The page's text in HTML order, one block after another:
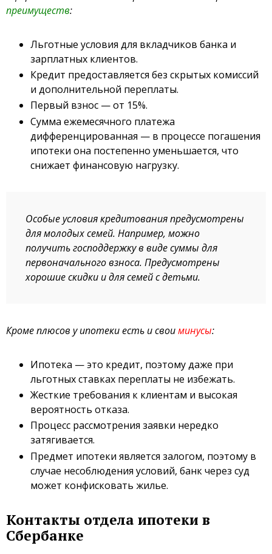
преимуществ:
Льготные условия для вкладчиков банка и
зарплатных клиентов.
Кредит предоставляется без скрытых комиссий
и дополнительной переплаты.
Первый взнос — от 15%.
Сумма ежемесячного платежа
дифференцированная — в процессе погашения
ипотеки она постепенно уменьшается, что
снижает финансовую нагрузку.
Особые условия кредитования предусмотрены
для молодых семей. Например, можно
получить господдержку в виде суммы для
первоначального взноса. Предусмотрены
хорошие скидки и для семей с детьми.
Кроме плюсов у ипотеки есть и своиминусы:
Ипотека — это кредит, поэтому даже при
льготных ставках переплаты не избежать.
Жесткие требования к клиентам и высокая
вероятность отказа.
Процесс рассмотрения заявки нередко
затягивается.
Предмет ипотеки является залогом, поэтому в
случае несоблюдения условий, банк через суд
может конфисковать жилье.
Контакты отдела ипотеки в
Сбербанке